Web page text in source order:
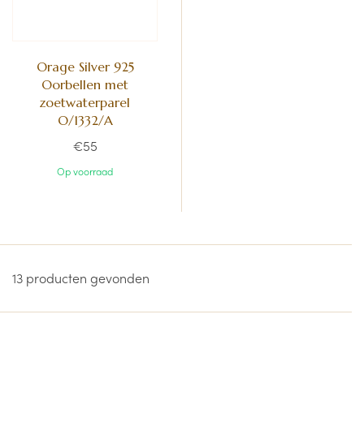
Orage Silver 925
Oorbellen met
zoetwaterparel
O/1332/A
€55
Op voorraad
13 producten gevonden